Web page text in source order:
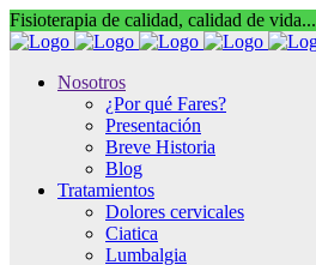
Fisioterapia de calidad, calidad de vida...
Nosotros
¿Por qué Fares?
Presentación
Breve Historia
Blog
Tratamientos
Dolores cervicales
Ciatica
Lumbalgia